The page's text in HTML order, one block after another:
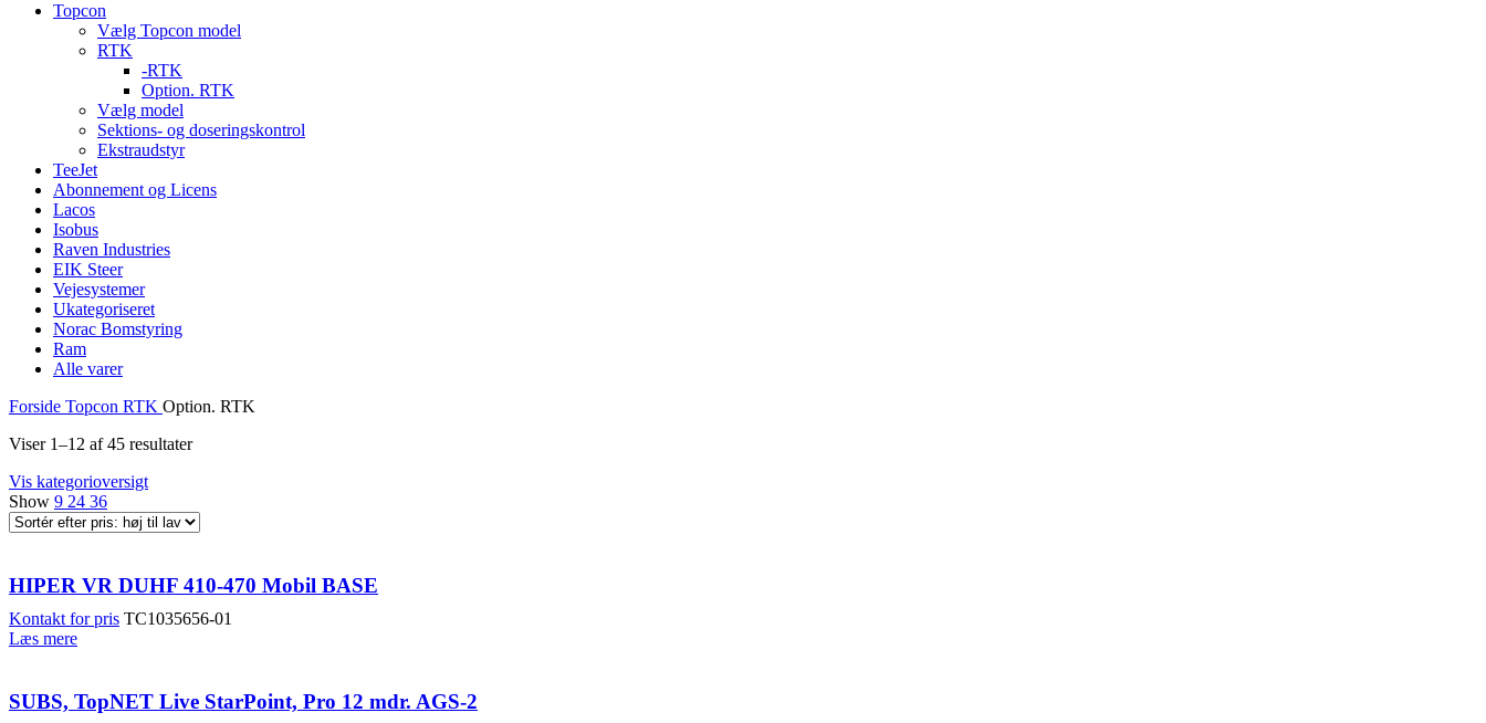
Topcon
Vælg Topcon model
RTK
-RTK
Option. RTK
Vælg model
Sektions- og doseringskontrol
Ekstraudstyr
TeeJet
Abonnement og Licens
Lacos
Isobus
Raven Industries
EIK Steer
Vejesystemer
Ukategoriseret
Norac Bomstyring
Ram
Alle varer
Forside Topcon RTK Option. RTK
Viser 1–12 af 45 resultater
Vis kategorioversigt
Show 9 24 36
HIPER VR DUHF 410-470 Mobil BASE
Kontakt for pris TC1035656-01
Læs mere
SUBS, TopNET Live StarPoint, Pro 12 mdr. AGS-2